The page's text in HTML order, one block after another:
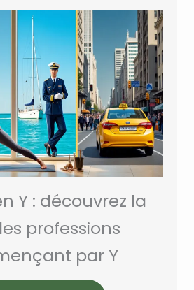
Y : découvrez la
professions
par Y